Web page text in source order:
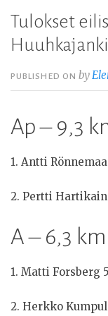
Tulokset
PUBLISHED ONby
Ap – 9,3
1. Antti
2. Pertti
A – 6,3
1. Matti Forsberg
2. Herkko